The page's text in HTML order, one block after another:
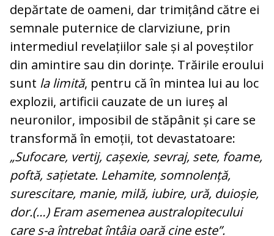
depărtate de oameni, dar trimițând către ei
semnale puternice de clarviziune, prin
intermediul revelațiilor sale și al poveștilor
din amintire sau din dorințe. Trăirile eroului
sunt la limită, pentru că în mintea lui au loc
explozii, artificii cauzate de un iureș al
neuronilor, imposibil de stăpânit și care se
transformă în emoții, tot devastatoare:
„Sufocare, vertij, cașexie, sevraj, sete, foame,
poftă, sațietate. Lehamite, somnolență,
surescitare, manie, milă, iubire, ură, duioșie,
dor.(…) Eram asemenea australopitecului
care s-a întrebat întâia oară cine este”.